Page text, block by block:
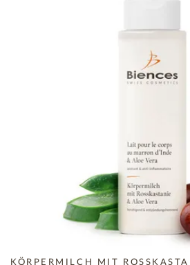
KÖRPERMILCH MIT